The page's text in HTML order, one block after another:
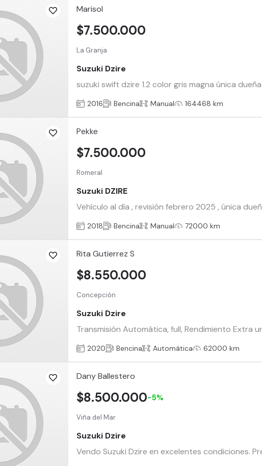
Marisol
La Granja
Suzuki Dzire
suzuki swift dzire 1.2 color gris magna única
$7.500.000
2016 Bencina Manual 164468 km
Pekke
Romeral
Suzuki DZIRE
Vehículo al día , revisión febrero 2025 , única
$7.500.000
2018 Bencina Manual 72000 km
Rita Gutierrez S
Concepción
Suzuki Dzire
Transmisión Automática, full, Rendimiento Extra
$8.550.000
2020 Bencina Automática 62000 km
Dany Ballestero
Viña del Mar
Suzuki Dzire
Vendo Suzuki Dzire en excelentes condiciones.
$8.500.000-5%